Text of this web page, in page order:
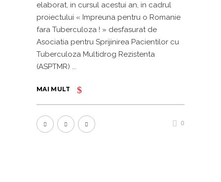
elaborat, in cursul acestui an, in cadrul
proiectului « Impreuna pentru o Romanie
fara Tuberculoza ! » desfasurat de
Asociatia pentru Sprijinirea Pacientilor cu
Tuberculoza Multidrog Rezistenta
(ASPTMR)
MAI MULT
0